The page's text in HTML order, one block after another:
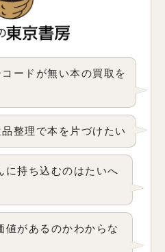
ードが無い本の買取を
整理で本を片づけたい
に持ち込むのはたいへ
値があるのかわからな